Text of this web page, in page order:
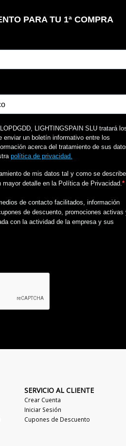
SERVICIO AL CLIENTE
Crear Cuenta
Iniciar Sesión
Cupones de Descuento